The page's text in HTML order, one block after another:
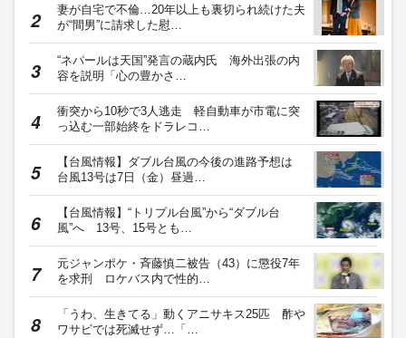
妻が自宅で不倫…20年以上も裏切られ続けた夫
が“間男”に請求した慰…
“ネパールは天国”発言の蔵内氏 海外出張の内
容を説明「心の豊かさ…
衝突から10秒で3人逃走 軽自動車が市電に突
っ込む一部始終をドラレコ…
【台風情報】ダブル台風の今後の進路予想は
台風13号は7日（金）昼過…
【台風情報】“トリプル台風”から“ダブル台
風”へ 13号、15号とも…
元ジャンポケ・斉藤慎二被告（43）に懲役7年
を求刑 ロケバス内で性的…
「うわ、生きてる」動くアニサキス25匹 酢や
ワサビでは死滅せず…「…